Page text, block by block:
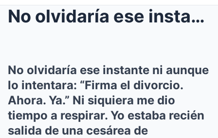
No olvidaría ese instante ni aunque lo intentara: ...
No olvidaría ese instante ni aunque
lo intentara: “Firma el divorcio.
Ahora. Ya.” Ni siquiera me dio
tiempo a respirar. Yo estaba recién
salida de una cesárea de